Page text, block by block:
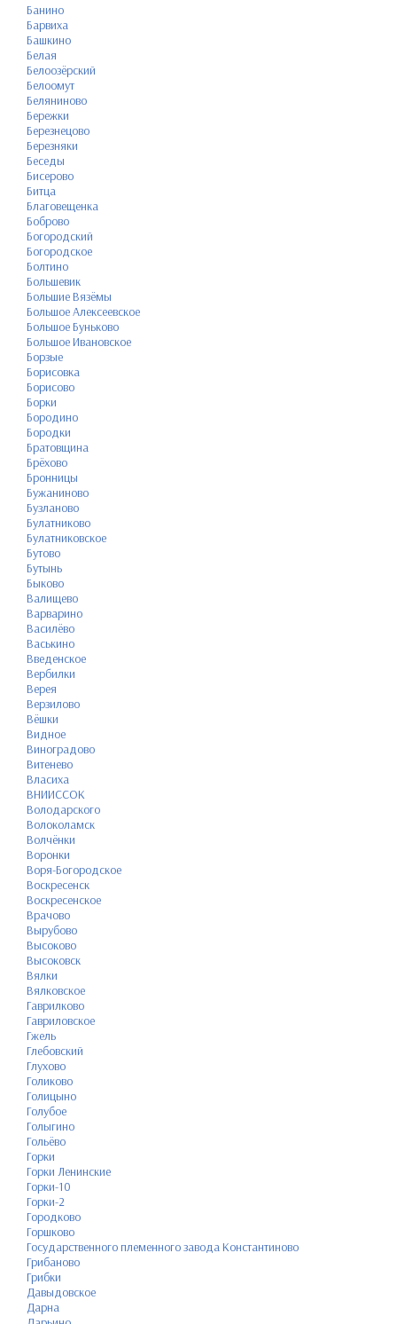
Банино
Барвиха
Башкино
Белая
Белоозёрский
Белоомут
Беляниново
Бережки
Березнецово
Березняки
Беседы
Бисерово
Битца
Благовещенка
Боброво
Богородский
Богородское
Болтино
Большевик
Большие Вязёмы
Большое Алексеевское
Большое Буньково
Большое Ивановское
Борзые
Борисовка
Борисово
Борки
Бородино
Бородки
Братовщина
Брёхово
Бронницы
Бужаниново
Бузланово
Булатниково
Булатниковское
Бутово
Бутынь
Быково
Валищево
Варварино
Василёво
Васькино
Введенское
Вербилки
Верея
Верзилово
Вёшки
Видное
Виноградово
Витенево
Власиха
ВНИИССОК
Володарского
Волоколамск
Волчёнки
Воронки
Воря-Богородское
Воскресенск
Воскресенское
Врачово
Вырубово
Высоково
Высоковск
Вялки
Вялковское
Гаврилково
Гавриловское
Гжель
Глебовский
Глухово
Голиково
Голицыно
Голубое
Голыгино
Гольёво
Горки
Горки Ленинские
Горки-10
Горки-2
Городково
Горшково
Государственного племенного завода Константиново
Грибаново
Грибки
Давыдовское
Дарна